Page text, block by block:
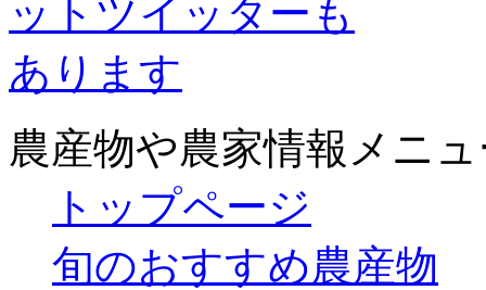
農産物や農家情報メニ
トップページ
旬のおすすめ農産物